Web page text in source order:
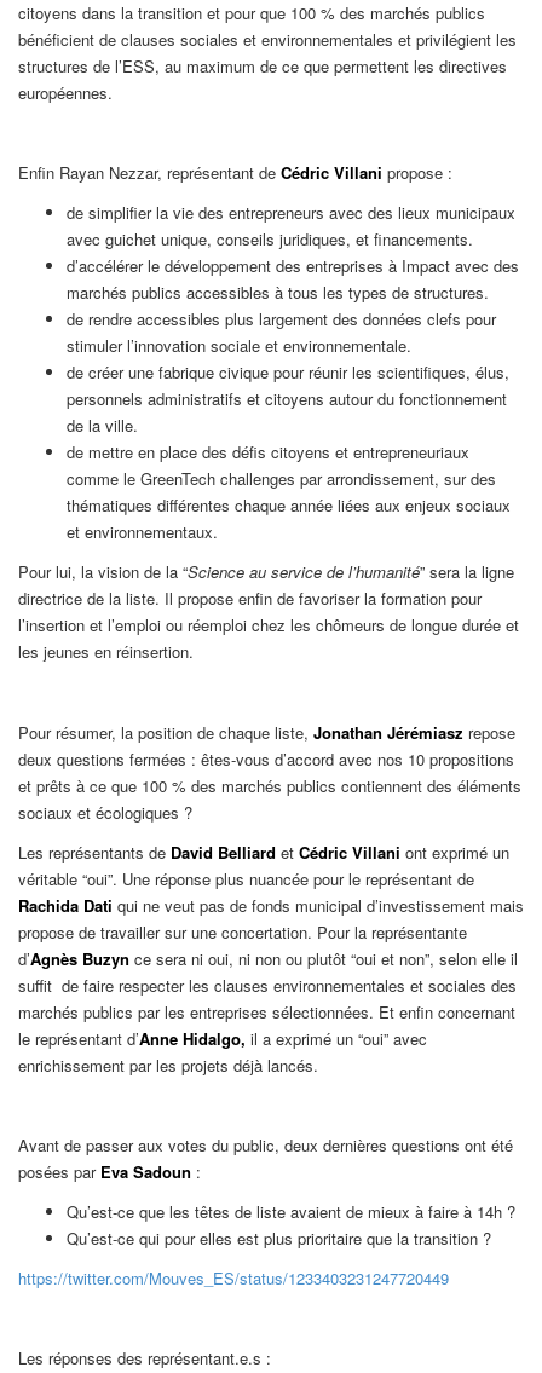
citoyens dans la transition et pour que 100 % des marchés publics
bénéficient de clauses sociales et environnementales et privilégient les
structures de l’ESS, au maximum de ce que permettent les directives
européennes.
Enfin Rayan Nezzar, représentant de Cédric Villani propose :
de simplifier la vie des entrepreneurs avec des lieux municipaux
avec guichet unique, conseils juridiques, et financements.
d’accélérer le développement des entreprises à Impact avec des
marchés publics accessibles à tous les types de structures.
de rendre accessibles plus largement des données clefs pour
stimuler l’innovation sociale et environnementale.
de créer une fabrique civique pour réunir les scientifiques, élus,
personnels administratifs et citoyens autour du fonctionnement
de la ville.
de mettre en place des défis citoyens et entrepreneuriaux
comme le GreenTech challenges par arrondissement, sur des
thématiques différentes chaque année liées aux enjeux sociaux
et environnementaux.
Pour lui, la vision de la “Science au service de l’humanité” sera la ligne
directrice de la liste. Il propose enfin de favoriser la formation pour
l’insertion et l’emploi ou réemploi chez les chômeurs de longue durée et
les jeunes en réinsertion.
Pour résumer, la position de chaque liste, Jonathan Jérémiasz repose
deux questions fermées : êtes-vous d’accord avec nos 10 propositions
et prêts à ce que 100 % des marchés publics contiennent des éléments
sociaux et écologiques ?
Les représentants de David Belliard et Cédric Villani ont exprimé un
véritable “oui”. Une réponse plus nuancée pour le représentant de
Rachida Dati qui ne veut pas de fonds municipal d’investissement mais
propose de travailler sur une concertation. Pour la représentante
d’Agnès Buzyn ce sera ni oui, ni non ou plutôt “oui et non”, selon elle il
suffit de faire respecter les clauses environnementales et sociales des
marchés publics par les entreprises sélectionnées. Et enfin concernant
le représentant d’Anne Hidalgo, il a exprimé un “oui” avec
enrichissement par les projets déjà lancés.
Avant de passer aux votes du public, deux dernières questions ont été
posées par Eva Sadoun :
Qu’est-ce que les têtes de liste avaient de mieux à faire à 14h ?
Qu’est-ce qui pour elles est plus prioritaire que la transition ?
https://twitter.com/Mouves_ES/status/1233403231247720449
Les réponses des représentant.e.s :